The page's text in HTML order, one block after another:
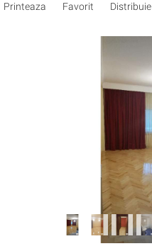
Printeaza Favorit Distribuie